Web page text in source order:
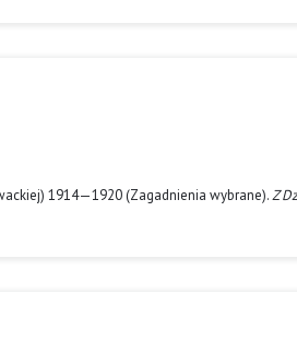
1914—1920 (Zagadnienia wybrane).Z